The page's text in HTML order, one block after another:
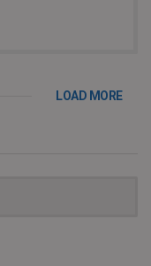
LOAD MORE